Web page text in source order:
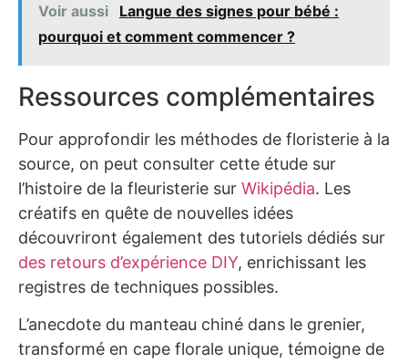
Voir aussi
Langue des signes pour bébé :
pourquoi et comment commencer ?
Ressources complémentaires
Pour approfondir les méthodes de floristerie à la
source, on peut consulter cette étude sur
l’histoire de la fleuristerie sur Wikipédia. Les
créatifs en quête de nouvelles idées
découvriront également des tutoriels dédiés sur
des retours d’expérience DIY, enrichissant les
registres de techniques possibles.
L’anecdote du manteau chiné dans le grenier,
transformé en cape florale unique, témoigne de